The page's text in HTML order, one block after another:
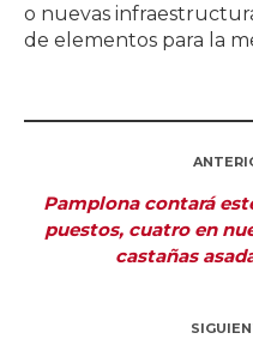
o nuevas
de elementos para la
Pamplona contará
puestos, cuatro en
castañas